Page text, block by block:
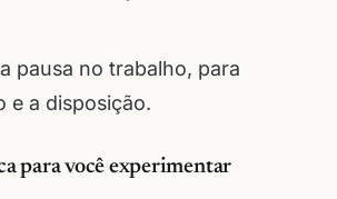
pausa no trabalho, para
e a disposição.
para você experimentar